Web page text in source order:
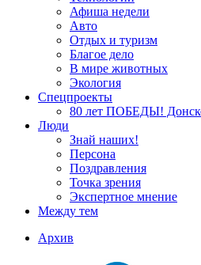
Афиша недели
Авто
Отдых и туризм
Благое дело
В мире животных
Экология
Спецпроекты
80 лет ПОБЕДЫ!
Люди
Знай наших!
Персона
Поздравления
Точка зрения
Экспертное мнение
Между тем
Архив